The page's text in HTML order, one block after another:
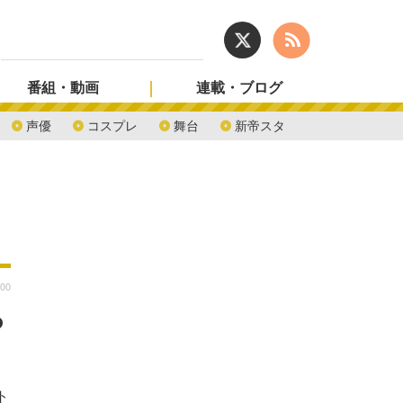
声優 コスプレ 舞台 新帝スタ
番組・動画 連載・ブログ